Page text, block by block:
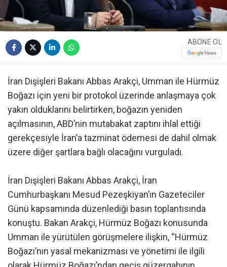
ABONE OL
İran Dışişleri Bakanı Abbas Arakçi, Umman ile Hürmüz
Boğazı için yeni bir protokol üzerinde anlaşmaya çok
yakın olduklarını belirtirken, boğazın yeniden
açılmasının, ABD’nin mutabakat zaptını ihlal ettiği
gerekçesiyle İran’a tazminat ödemesi de dahil olmak
üzere diğer şartlara bağlı olacağını vurguladı.
İran Dışişleri Bakanı Abbas Arakçi, İran
Cumhurbaşkanı Mesud Pezeşkiyan’ın Gazeteciler
Günü kapsamında düzenlediği basın toplantısında
konuştu. Bakan Arakçi, Hürmüz Boğazı konusunda
Umman ile yürütülen görüşmelere ilişkin, “Hürmüz
Boğazı’nın yasal mekanizması ve yönetimi ile ilgili